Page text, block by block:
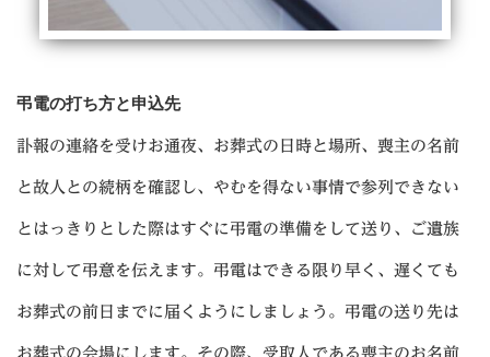
弔電の打ち方と申込先
訃報の連絡を受けお通夜、お葬式の日時と場所、喪主の名前
と故人との続柄を確認し、やむを得ない事情で参列できない
とはっきりとした際はすぐに弔電の準備をして送り、ご遺族
に対して弔意を伝えます。弔電はできる限り早く、遅くても
お葬式の前日までに届くようにしましょう。弔電の送り先は
お葬式の会場にします。その際、受取人である喪主のお名前